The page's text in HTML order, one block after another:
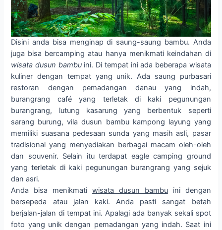
Disini anda bisa menginap di saung-saung bambu. Anda
juga bisa bercamping atau hanya menikmati keindahan di
wisata dusun bambuini. Di tempat ini ada beberapa wisata
kuliner dengan tempat yang unik. Ada saung purbasari
restoran dengan pemadangan danau yang indah,
burangrang café yang terletak di kaki pegunungan
burangrang, lutung kasarung yang berbentuk seperti
sarang burung, vila dusun bambu kampong layung yang
memiliki suasana pedesaan sunda yang masih asli, pasar
tradisional yang menyediakan berbagai macam oleh-oleh
dan souvenir. Selain itu terdapat eagle camping ground
yang terletak di kaki pegunungan burangrang yang sejuk
dan asri.
Anda bisa menikmatiwisata dusun bambuini dengan
bersepeda atau jalan kaki. Anda pasti sangat betah
berjalan-jalan di tempat ini. Apalagi ada banyak sekali spot
foto yang unik dengan pemadangan yang indah. Saat ini